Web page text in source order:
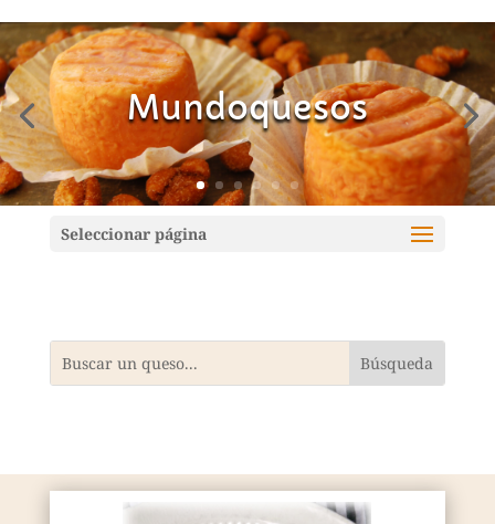
Mundoquesos
Seleccionar página